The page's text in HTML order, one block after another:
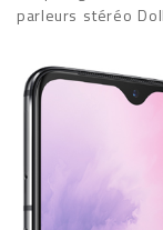
parleurs stéréo